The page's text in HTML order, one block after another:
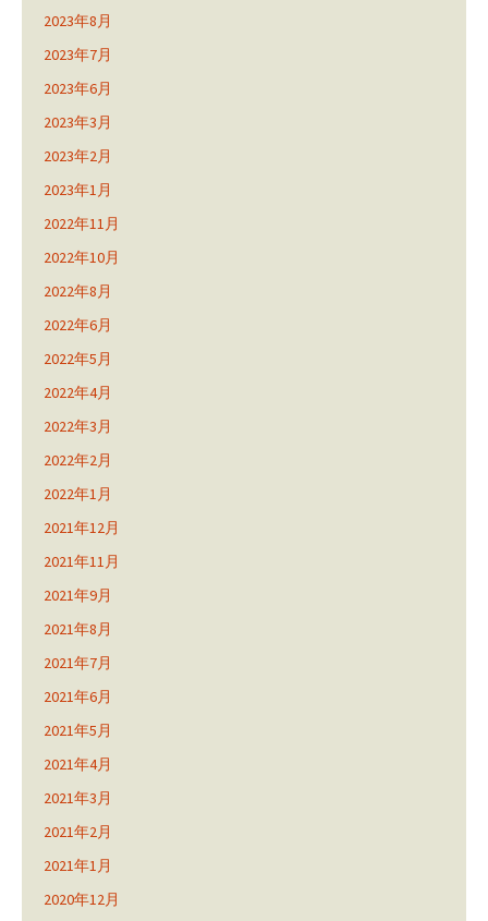
2023年8月
2023年7月
2023年6月
2023年3月
2023年2月
2023年1月
2022年11月
2022年10月
2022年8月
2022年6月
2022年5月
2022年4月
2022年3月
2022年2月
2022年1月
2021年12月
2021年11月
2021年9月
2021年8月
2021年7月
2021年6月
2021年5月
2021年4月
2021年3月
2021年2月
2021年1月
2020年12月